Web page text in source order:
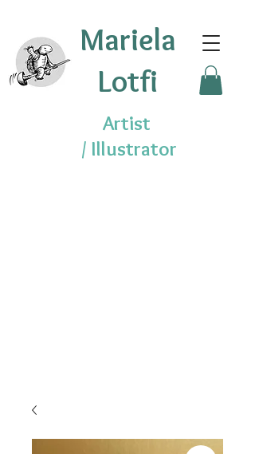
Mariela
Lotfi
Artist
/ Illustrator